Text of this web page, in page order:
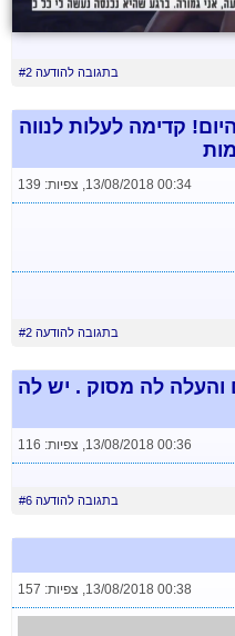
בתגובה להודעה #2
קדימה לעלות לנווה
13/08/2018 00:34
, צפיות: 139
בתגובה להודעה #2
והעלה לה מסוק . יש לה
13/08/2018 00:36
, צפיות: 116
בתגובה להודעה #6
13/08/2018 00:38
, צפיות: 157